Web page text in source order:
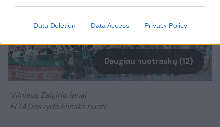
Data Deletion Data Access Privacy Policy
Daugiau nuotraukų (12)
Vilniaus Žalgirio fanai
ELTA/Josvydo Elinsko nuotr.